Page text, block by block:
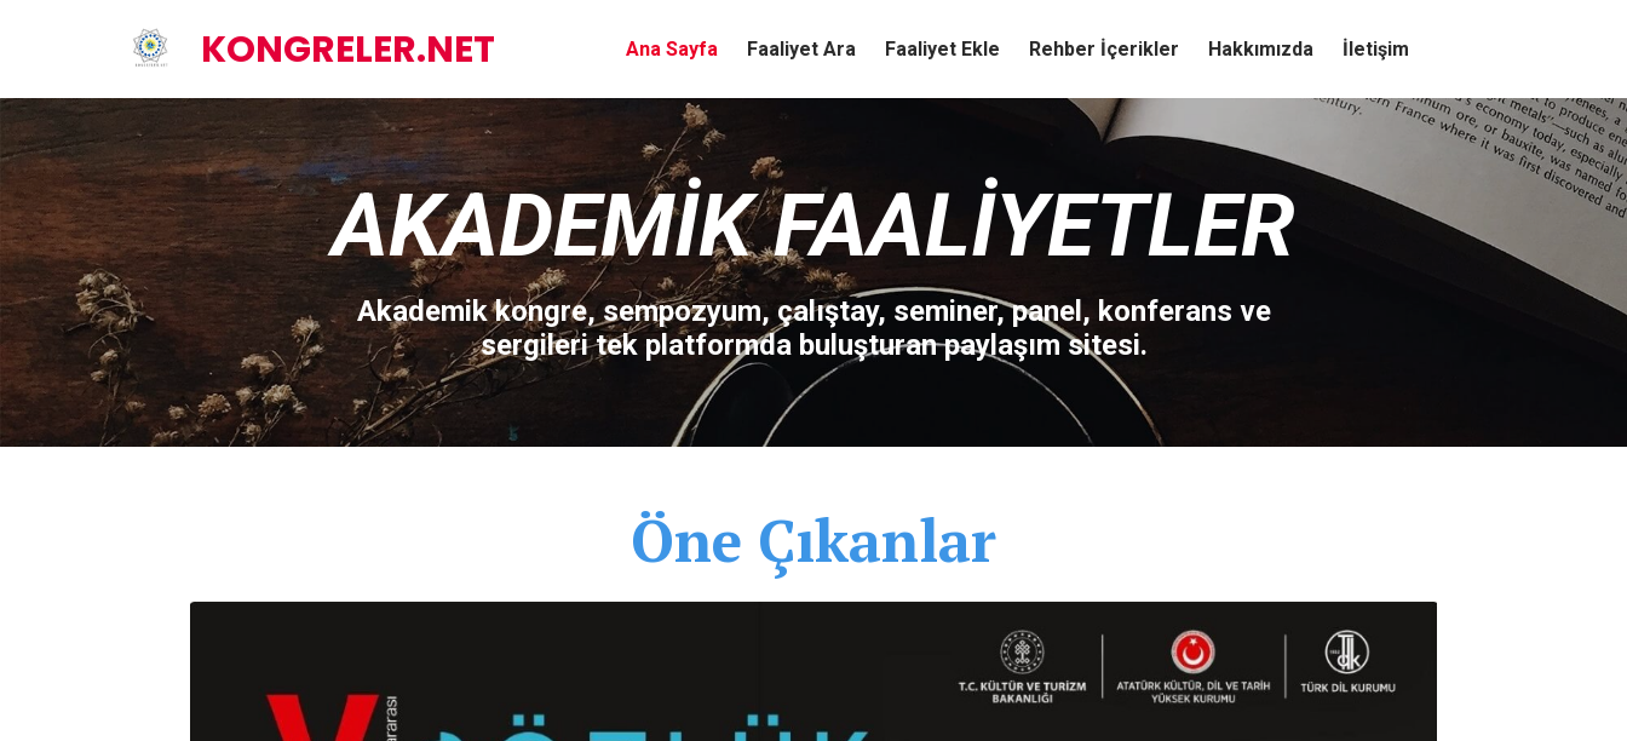
KONGRELER.NET Ana Sayfa Faaliyet Ara Faaliyet Ekle Rehber İçerikler Hakkımızda İletişim
AKADEMIK FAALIYETLER
Akademik kongre, sempozyum, çalıştay, seminer, panel, konferans ve
sergileri tek platformda buluşturan paylaşım sitesi.
Öne Çıkanlar